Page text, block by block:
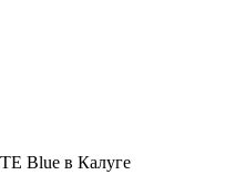
Blue в Калуге